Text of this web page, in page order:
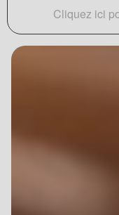
Cliquez ici